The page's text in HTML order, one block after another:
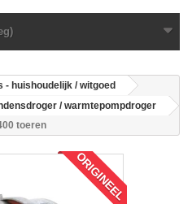
huishoudelijk / witgoed
/ warmtepompdroger
toeren
ORIGINEEL